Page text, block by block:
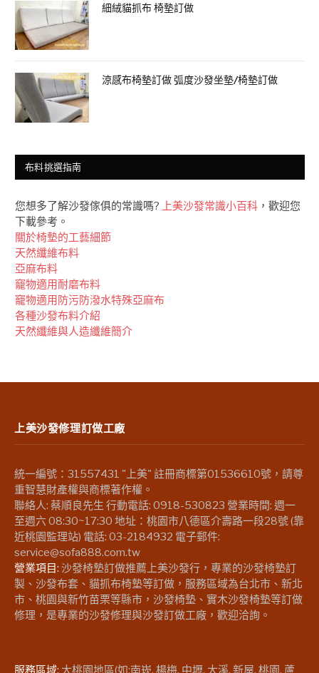
細絨貓抓布 椅墊訂做
涼感布椅墊訂做 弧度沙發坐墊/椅墊訂做
布料挑選指南
您想多了解沙發傢俱的常識嗎? 上美沙發常識小百科 ，歡迎您
下載參考。
關於椅墊的工藝細節
天然纖維布料
亞麻布料
竉物適用耐磨布料
竉物適用防污防潑水特殊亞麻布
各種沙發布料介紹
天然纖維與人造纖維簡介
上美沙發修理訂做工廠
統一編號：31557431 "上美" 註冊商標第01536610號，請尊
重智慧財產權與商標著作權。
聯絡人: 蔡順良先生 行動電話: 0918-530823 營業時間: 週一
至週六 08:30~17:30 地址：桃園市八德區介壽路一段28號 (靠
近桃園監理站) 電話: 03-2184932 電子郵件:
service@sofa888.com.tw
營業項目: 沙發椅墊訂做推薦上美沙發行，專業的沙發椅墊訂
製、沙發布套、貓抓布椅墊等訂做，服務區域為台北市、新北
市、桃園與新竹苗栗等縣市，沙發椅墊、實木沙發椅墊等訂做
修理，是專業的沙發修理與沙發訂做工廠，歡迎洽詢。
服務區域: 大桃園地區(如:南崁, 楊梅, 中壢, 大溪, 新屋, 桃園, 蘆